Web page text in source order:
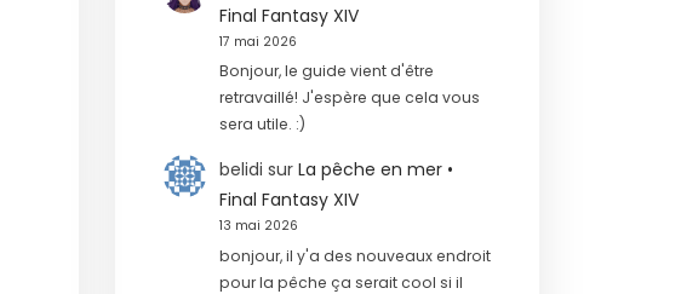
Final Fantasy XIV
17 mai 2026
Bonjour, le guide vient d'être
retravaillé! J'espère que cela vous
sera utile. :)
belidi sur La pêche en mer •
Final Fantasy XIV
13 mai 2026
bonjour, il y'a des nouveaux endroit
pour la pêche ça serait cool si il